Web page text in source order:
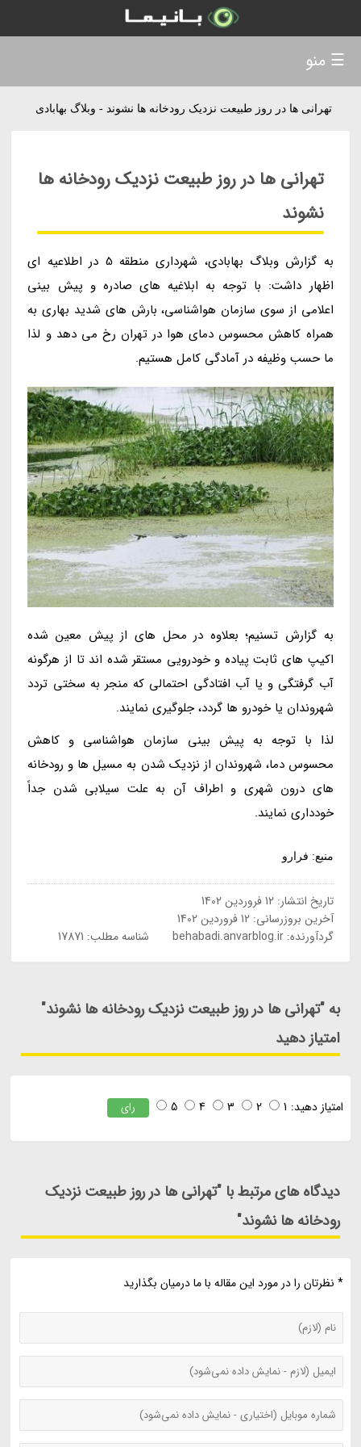
تهرانی ها در روز طبیعت نزدیک رودخانه ها نشوند - وبلاگ بهابادی
تهرانی ها در روز طبیعت نزدیک رودخانه ها
نشوند
به گزارش وبلاگ بهابادی، شهرداری منطقه 5 در اطلاعیه ای
اظهار داشت: با توجه به ابلاغیه های صادره و پیش بینی
اعلامی از سوی سازمان هواشناسی، بارش های شدید بهاری به
همراه کاهش محسوس دمای هوا در تهران رخ می دهد و لذا
ما حسب وظیفه در آمادگی کامل هستیم.
به گزارش تسنیم؛ بعلاوه در محل های از پیش معین شده
اکیپ های ثابت پیاده و خودرویی مستقر شده اند تا از هرگونه
آب گرفتگی و یا آب افتادگی احتمالی که منجر به سختی تردد
شهروندان یا خودرو ها گردد، جلوگیری نمایند.
لذا با توجه به پیش بینی سازمان هواشناسی و کاهش
محسوس دما، شهروندان از نزدیک شدن به مسیل ها و رودخانه
های درون شهری و اطراف آن به علت سیلابی شدن جداً
خودداری نمایند.
منبع: فرارو
تاریخ انتشار:12 فروردین 1402
آخرین بروزرسانی:12 فروردین 1402
گردآورنده:behabadi.anvarblog.ir شناسه مطلب: 17871
به "تهرانی ها در روز طبیعت نزدیک رودخانه ها نشوند"
امتیاز دهید
امتیاز دهید: 1
2
3
4
5 رای
دیدگاه های مرتبط با "تهرانی ها در روز طبیعت نزدیک
رودخانه ها نشوند"
* نظرتان را در مورد این مقاله با ما درمیان بگذارید
☰ منو